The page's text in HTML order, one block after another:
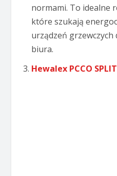
normami. To idealne
które szukają
urządzeń
biura.
Hewalex PCCO